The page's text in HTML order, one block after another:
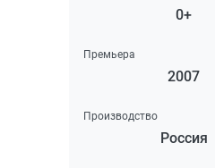
0+
Премьера
2007
Производство
Россия